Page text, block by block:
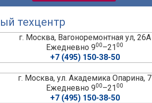
техцентр
г. Москва, Вагоноремонтная ул, 26А
Ежедневно 900–2100
+7 (495) 150-38-50
г. Москва, ул. Академика Опарина, 7
Ежедневно 900–2100
+7 (495) 150-38-50